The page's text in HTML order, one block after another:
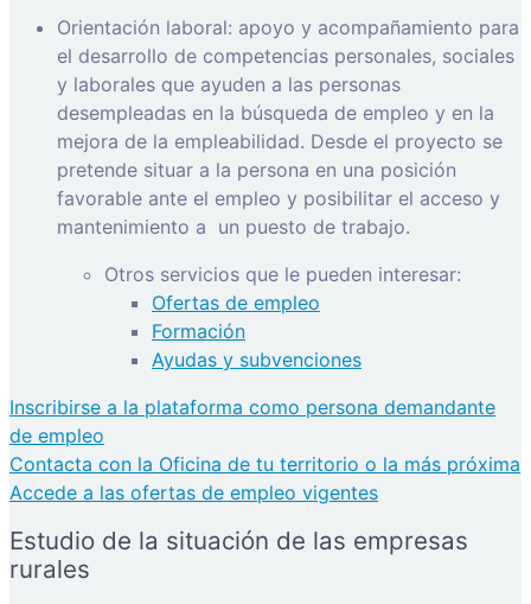
Orientación laboral: apoyo y acompañamiento para
el desarrollo de competencias personales, sociales
y laborales que ayuden a las personas
desempleadas en la búsqueda de empleo y en la
mejora de la empleabilidad. Desde el proyecto se
pretende situar a la persona en una posición
favorable ante el empleo y posibilitar el acceso y
mantenimiento a un puesto de trabajo.
Otros servicios que le pueden interesar:
Ofertas de empleo
Formación
Ayudas y subvenciones
Inscribirse a la plataforma como persona demandante
de empleo
Contacta con la Oficina de tu territorio o la más próxima
Accede a las ofertas de empleo vigentes
Estudio de la situación de las empresas
rurales